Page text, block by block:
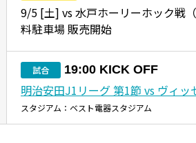
9/5 [土] vs 水戸ホーリーホック戦
料駐車場 販売開始
試合 19:00 KICK OFF
明治安田J1リーグ 第1節 vs ヴィッ
スタジアム：ベスト電器スタジアム